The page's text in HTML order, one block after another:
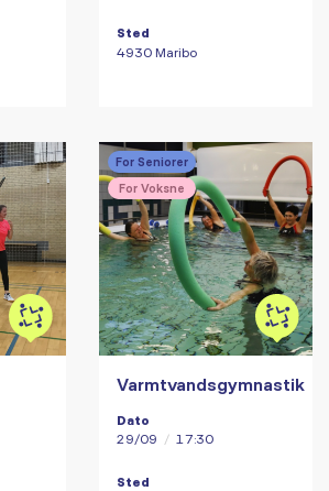
Sted
4930 Maribo
For Seniorer
For Voksne
Varmtvandsgymnastik
Dato
29/09 / 17:30
Sted